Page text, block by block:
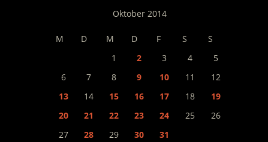
Oktober 2014
M D M D F S
S
1
2 3 4
5
6
7 8 9 10 11
12
13
14 15 16 17 18
19
20
21 22 23 24 25
26
27
28 29 30
31